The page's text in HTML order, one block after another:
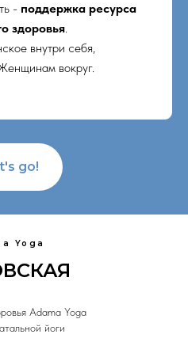
- поддержка ресурса
здоровья.
внутри себя,
вокруг.
go!
Yoga
Adama Yoga
йоги